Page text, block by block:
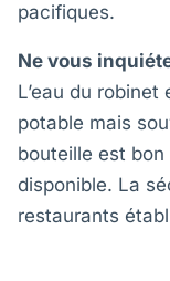
pacifiques.
Ne vous
L’eau du
potable mais
bouteille est
disponible. La
restaurants